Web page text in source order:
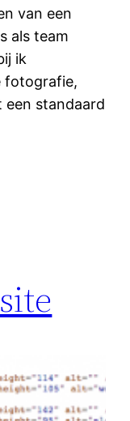
van een
als team
ik
fotografie,
een standaard